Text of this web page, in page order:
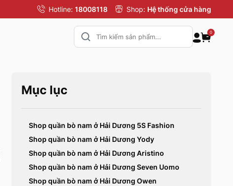
Hotline: 18008118 Shop: Hệ thống cửa hàng
0
Mục lục
Shop quần bò nam ở Hải Dương 5S Fashion
Shop quần bò nam ở Hải Dương Yody
Shop quần bò nam ở Hải Dương Aristino
Shop quần bò nam ở Hải Dương Seven Uomo
Shop quần bò nam ở Hải Dương Owen